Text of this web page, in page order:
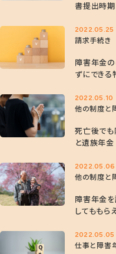
書提出時期
2022.05.25
請求手続
障害年金
ずにできる
2022.05.10
他の制度と
死亡後で
と遺族年金
2022.05.06
他の制度と
障害年金
してももら
2022.05.05
仕事と障害